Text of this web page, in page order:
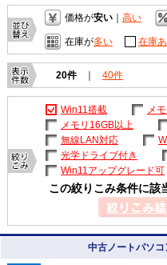
価格が安い｜ 高い
在庫が多い 在庫あ
20件 ｜ 40件
Win11搭載
メ
メモリ16GB以上
無線LAN対応
光学ドライブ付き
Win11アップグレード可
この絞りこみ条件に該
中古ノートパソ